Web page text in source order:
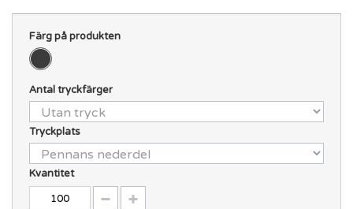
Färg på produkten
Antal tryckfärger
Tryckplats
Kvantitet